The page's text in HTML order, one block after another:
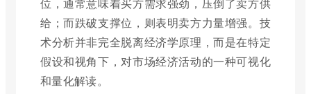
给；而跌破支撑位，则表明卖方力量增强。技
术分析并非完全脱离经济学原理，而是在特定
假设和视角下，对市场经济活动的一种可视化
和量化解读。